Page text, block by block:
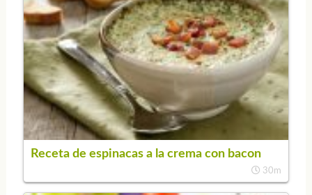
Receta de espinacas a la crema con bacon
30m